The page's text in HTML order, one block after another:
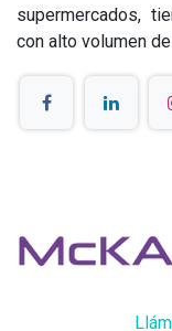
supermercados,
con alto volumen